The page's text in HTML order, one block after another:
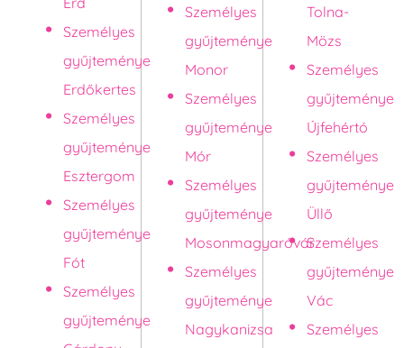
Személyes
gyűjteménye
Erdőkertes
Személyes
gyűjteménye
Esztergom
Személyes
gyűjteménye
Fót
Személyes
gyűjteménye
Személyes
gyűjteménye
Monor
Személyes
gyűjteménye
Mór
Személyes
gyűjteménye
Mosonmagyaróvár
Személyes
gyűjteménye
Nagykanizsa
Tolna-
Mözs
Személyes
gyűjteménye
Újfehértó
Személyes
gyűjteménye
Üllő
Személyes
gyűjteménye
Vác
Személyes